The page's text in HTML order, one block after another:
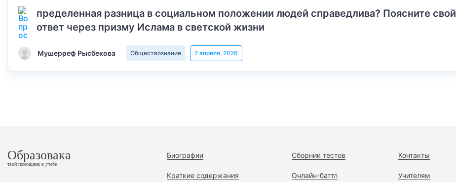
пределенная разница в социальном положении людей справедлива? Поясните свой
ответ через призму Ислама в светской жизни
Мушерреф Рысбекова Обществознание 7 апреля, 2026
Образовака
твой помощник в учебе
Биографии
Краткие содержания
Сборник тестов
Онлайн-баттл
Контакты
Учителям